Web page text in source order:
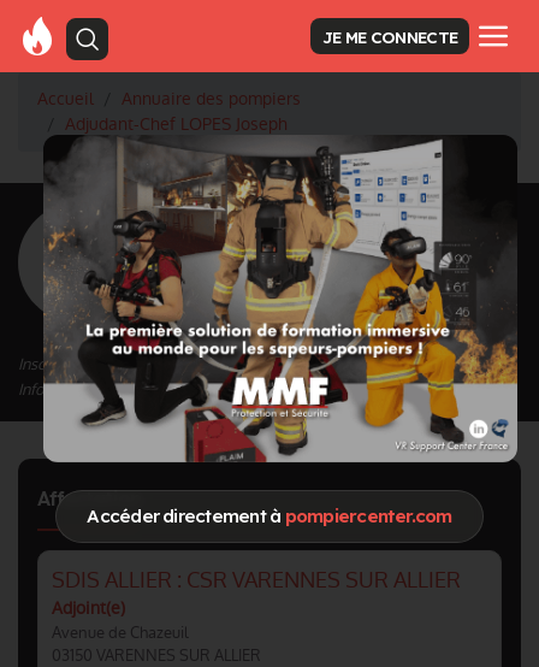
Accéder directement à pompiercenter.com
JE ME CONNECTE
Accueil
Annuaire des pompiers
Adjudant-Chef LOPES Joseph
<Retour à la liste des pompiers
LOPES Joseph
Grade : Adjudant-Chef
Inscrit depuis le 13/09/2020 à 11:46
Informations mises à jour le 23/04/2024 à 14:05
Affectation
SDIS ALLIER : CSR VARENNES SUR ALLIER
Adjoint(e)
Avenue de Chazeuil
03150 VARENNES SUR ALLIER